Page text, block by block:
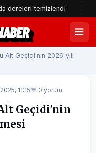
Alabay:
Alt Geçidi'nin 2026 yılı
11:15💬 0 yorum
Geçidi'nin